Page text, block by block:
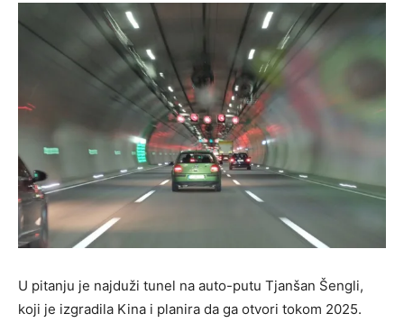
U pitanju je najduži tunel na auto-putu Tjanšan Šengli,
koji je izgradila Kina i planira da ga otvori tokom 2025.